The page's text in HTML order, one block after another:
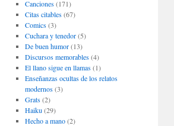
Canciones(171)
Citas citables(67)
Comics(3)
Cuchara y tenedor(5)
De buen humor(13)
Discursos memorables(4)
El llano sigue en llamas(1)
Enseñanzas ocultas de los relatos
modernos(3)
Grats(2)
Haiku (29)
Hecho a mano(2)